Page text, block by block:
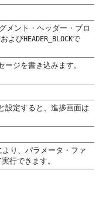
メント・ヘッダー・ブロ
およびHEADER_BLOCKで
ジを書き込みます。
設定すると、進捗画面は
り、パラメータ・ファ
行できます。